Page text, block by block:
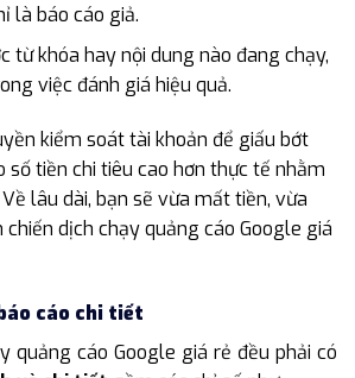
là báo cáo giả.
từ khóa hay nội dung nào đang chạy,
việc đánh giá hiệu quả.
kiểm soát tài khoản để giấu bớt
số tiền chi tiêu cao hơn thực tế nhằm
lâu dài, bạn sẽ vừa mất tiền, vừa
dịch chạy quảng cáo Google giá
cáo chi tiết
quảng cáo Google giá rẻ đều phải có